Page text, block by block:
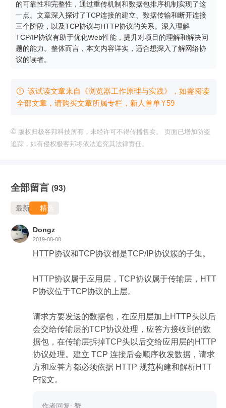
的可靠性和完整性，通过重传机制和数据包排序机制实现了这
一点。文章深入探讨了TCP连接的建立、数据传输和断开连接
三个阶段，以及TCP协议与HTTP协议的关系。深入理解
TCP/IP协议有助于优化Web性能，提升对项目的理解和解决问
题的能力。整体而言，本文内容详实，适合想深入了解网络协
议的读者。
 该试读文章来自《浏览器工作原理与实践》，如需阅读
全部文章，请购买文章所属专栏 ，新⼈⾸单¥59
© 版权归极客邦科技所有，未经许可不得传播售卖。 页面已增加防盗
追踪，如有侵权极客邦将依法追究其法律责任。
全部留言 (93)
最新 精选
Dongz
2019-08-08
HTTP协议和TCP协议都是TCP/IP协议簇的子集。
HTTP协议属于应用层，TCP协议属于传输层，HTT
P协议位于TCP协议的上层。
请求方要发送的数据包，在应用层加上HTTP头以后
会交给传输层的TCP协议处理，应答方接收到的数
据包，在传输层拆掉TCP头以后交给应用层的HTTP
协议处理。建立 TCP 连接后会顺序收发数据，请求
方和应答方都必须依据 HTTP 规范构建和解析HTT
P报文。
作者回复: 赞